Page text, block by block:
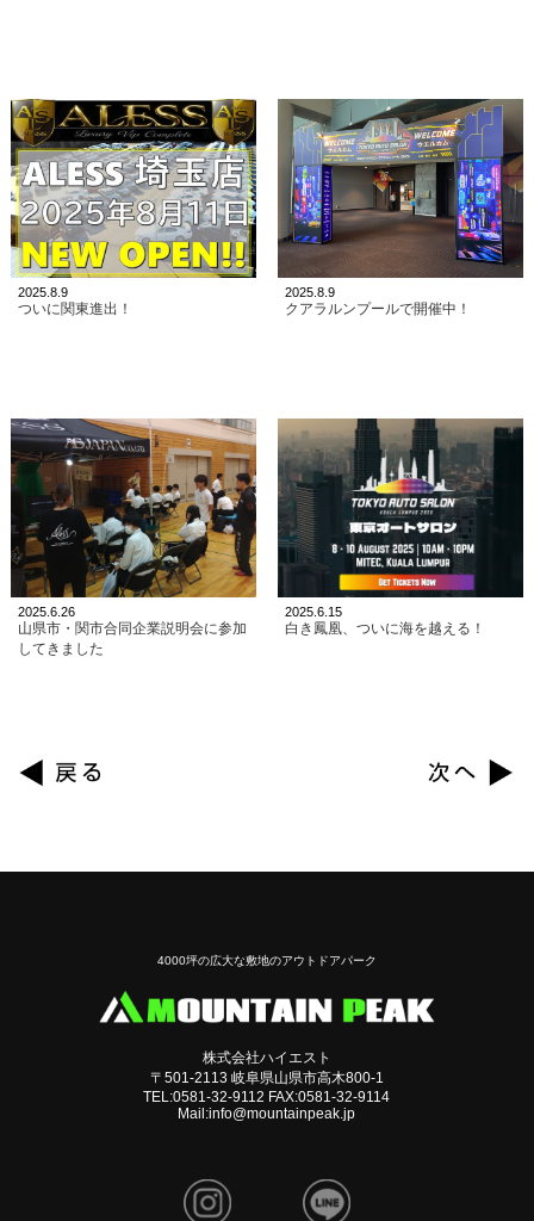
2025.8.9
ついに関東進出！
2025.8.9
クアラルンプールで開催中！
2025.6.26
山県市・関市合同企業説明会に参加
してきました
2025.6.15
白き鳳凰、ついに海を越える！
4000坪の広大な敷地のアウトドアパーク
株式会社ハイエスト
〒501-2113 岐阜県山県市高木800-1
TEL:0581-32-9112 FAX:0581-32-9114
Mail:info@mountainpeak.jp